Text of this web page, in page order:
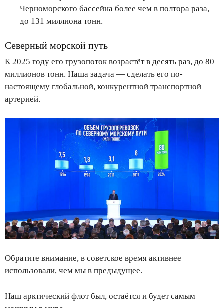
Черноморского бассейна более чем в полтора раза,
до 131 миллиона тонн.
Северный морской путь
К 2025 году его грузопоток возрастёт в десять раз, до 80
миллионов тонн. Наша задача — сделать его по-
настоящему глобальной, конкурентной транспортной
артерией.
Обратите внимание, в советское время активнее
использовали, чем мы в предыдущее.
Наш арктический флот был, остаётся и будет самым